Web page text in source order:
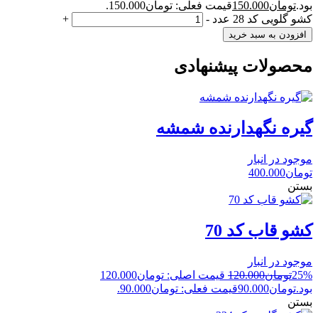
بود.تومان150.000قیمت فعلی: تومان150.000.
کشو گلویی کد 28 عدد
-
+
افزودن به سبد خرید
محصولات پیشنهادی
گیره نگهدارنده شمشه
موجود در انبار
تومان400.000
بستن
کشو قاب کد 70
موجود در انبار
25%تومان120.000
قیمت اصلی: تومان120.000
بود.تومان90.000قیمت فعلی: تومان90.000.
بستن